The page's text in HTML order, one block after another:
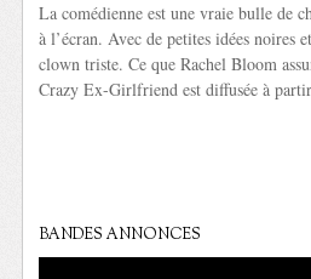
La comédienne est une vraie bulle de
à l’écran. Avec de petites idées noires
clown triste. Ce que Rachel Bloom
Crazy Ex-Girlfriend est diffusée à
BANDES ANNONCES